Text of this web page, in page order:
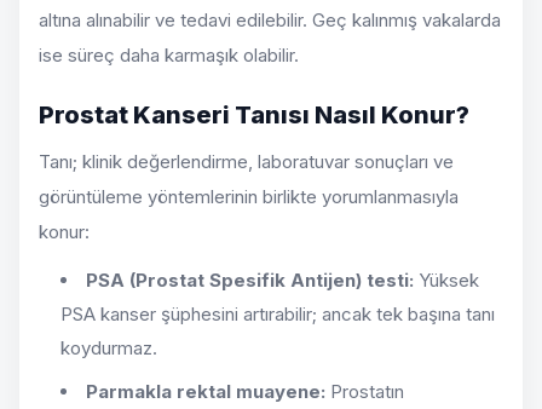
altına alınabilir ve tedavi edilebilir. Geç kalınmış vakalarda
ise süreç daha karmaşık olabilir.
Prostat Kanseri Tanısı Nasıl Konur?
Tanı; klinik değerlendirme, laboratuvar sonuçları ve
görüntüleme yöntemlerinin birlikte yorumlanmasıyla
konur:
PSA (Prostat Spesifik Antijen) testi: Yüksek
PSA kanser şüphesini artırabilir; ancak tek başına tanı
koydurmaz.
Parmakla rektal muayene: Prostatın